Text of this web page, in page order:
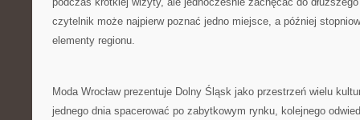
czytelnik może najpierw poznać jedno miejsce, a później
elementy regionu.
Moda Wrocław prezentuje Dolny Śląsk jako przestrzeń wielu
jednego dnia spacerować po zabytkowym rynku, kolejnego